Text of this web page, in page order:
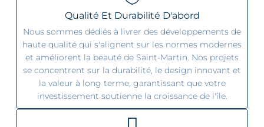
Qualité Et Durabilité D'abord
Nous sommes dédiés à livrer des développements de
haute qualité qui s'alignent sur les normes modernes
et améliorent la beauté de Saint-Martin. Nos projets
se concentrent sur la durabilité, le design innovant et
la valeur à long terme, garantissant que votre
investissement soutienne la croissance de l'île.